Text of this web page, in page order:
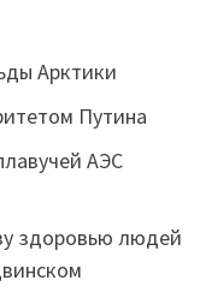
Арктики
Путина
АЭС
здоровью людей